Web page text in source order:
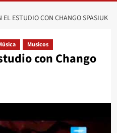
EL ESTUDIO CON CHANGO SPASIUK
Musicos
con Chango